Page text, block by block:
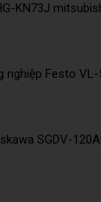
KN73J
nghiệp Festo
SGDV-